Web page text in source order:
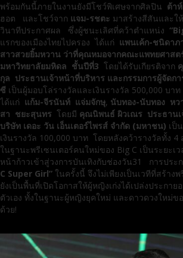
พร้อมกันนี้ภายในงานยังมีโชว์พิเศษจากศิลปิน ต้า
ฮอต และโชว์จาก แจม-รชตะ มาสร้างสีสันและใ
วินาทีประกาศผล ซึ่งผู้ชนะเลิศที่คว้าตำแหน่ง “
แรกของเมืองไทยไปครอง ได้แก่ แพนเค้ก-ชนิดาภ
สาวสวยยิ้มหวาน ว่าที่คุณหมอจากคณะแพทยศาสต
มหาวิทยาลัยมหิดล ชั้นปีที่3 โดยได้รับเกียรติจาก
กุล ประธานเจ้าหน้าที่บริหาร และกรรมการผู้จัดก
ซี เป็นผู้มอบโล่รางวัลและเงินรางวัล 500,000 บา
ได้แก่ แก้ม-จีรนันท์ แจ่มจักษุ, นับทอง-นับทอง หว
สา ชยะสุนทร โดยมี คุณนิพนธ์ ผิวเณร ประธาน
บริษัท เดอะ วัน เอ็นเตอร์ไพรส์ จำกัด (มหาชน) เป็
เงินรางวัล 100,000 บาท โดยหลังคว้ารางวัลทั้ง
ในฐานะพรีเซนเตอร์คนใหม่ของ Big C เป็นระยะเ
หน้าก้าวเข้าสู่วงการบันเทิงกับช่องวัน31 การประ
C Super Girl” ในครั้งนี้ จึงไม่เพียงเป็นเวทีที่สร้าง
ยังเป็นพื้นที่เปิดโอกาสให้ผู้หญิงเก่งได้เปล่งประกา
ตัวเอง ทั้งในฐานะผู้หญิงยุคใหม่ และดาวดวงใหม่ข
ด้วย!